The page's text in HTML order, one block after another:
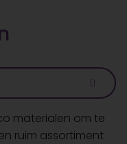
materialen om te
ruim assortiment